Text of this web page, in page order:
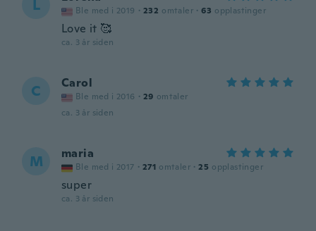
L Ble med i 2019 · 232 omtaler · 63 opplastinger
Love it 🥰
ca. 3 år siden
C Carol
Ble med i 2016 · 29 omtaler
ca. 3 år siden
M maria
Ble med i 2017 · 271 omtaler · 25 opplastinger
super
ca. 3 år siden